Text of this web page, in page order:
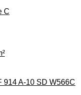
914 A-10 SD W566C
C